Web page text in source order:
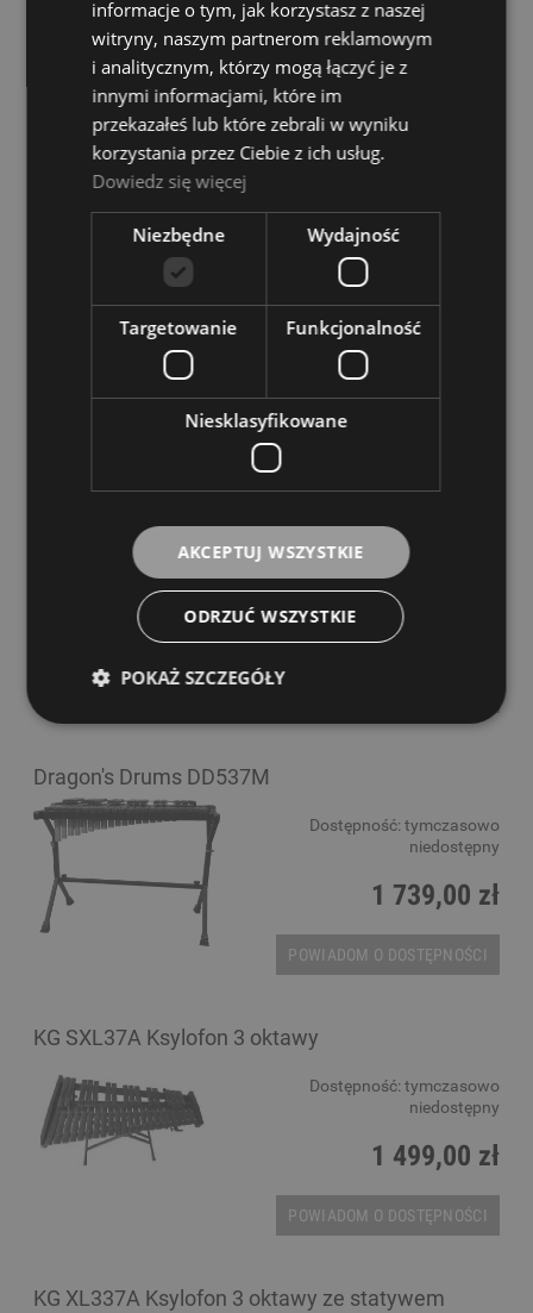
niedostępny
499,00 zł
POWIADOM O DOSTĘPNOŚCI
Afro Drum Ksylofon 12" Balafon Duży
Dostępność:
699,00 zł
POWIADOM O DOSTĘPNOŚCI
Dostępność:
tymczasowo
1 999,00 zł
Dragon's Drums DD537M
Dostępność: tymczasowo
niedostępny
1 739,00 zł
POWIADOM O DOSTĘPNOŚCI
KG SXL37A Ksylofon 3 oktawy
Dostępność: tymczasowo
niedostępny
1 499,00 zł
POWIADOM O DOSTĘPNOŚCI
KG XL337A Ksylofon 3 oktawy ze statywem
informacje o tym, jak korzystasz z naszej
witryny, naszym partnerom reklamowym
i analitycznym, którzy mogą łączyć je z
innymi informacjami, które im
przekazałeś lub które zebrali w wyniku
korzystania przez Ciebie z ich usług.
Dowiedz się więcej
Niezbędne Wydajność
Targetowanie Funkcjonalność
Niesklasyfikowane
AKCEPTUJ WSZYSTKIE
ODRZUĆ WSZYSTKIE
POKAŻ SZCZEGÓŁY